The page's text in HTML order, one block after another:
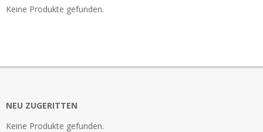
Keine Produkte gefunden.
NEU ZUGERITTEN
Keine Produkte gefunden.